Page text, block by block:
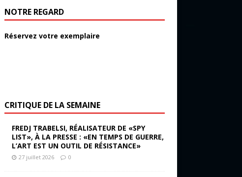
NOTRE REGARD
Réservez votre exemplaire
CRITIQUE DE LA SEMAINE
FREDJ TRABELSI, RÉALISATEUR DE «SPY
LIST», À LA PRESSE : «EN TEMPS DE GUERRE,
L’ART EST UN OUTIL DE RÉSISTANCE»
27 juillet 2026 0